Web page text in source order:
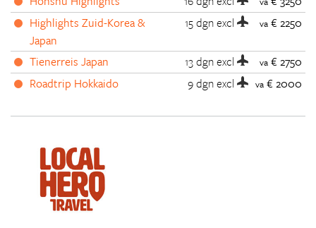
Highlights Zuid-Korea &
Japan
15 dgnexcl va € 2250
Tienerreis Japan 13 dgnexcl va € 2750
Roadtrip Hokkaido
9 dgnexcl va € 2000